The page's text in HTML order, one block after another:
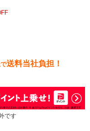
送料当社負担！
です